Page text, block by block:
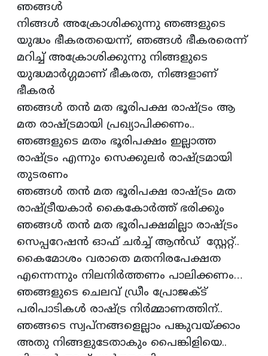
ഞങ്ങൾ
നിങ്ങൾ അക്രോശിക്കുന്നു ഞങ്ങളുടെ
യുദ്ധം ഭീകരതയെന്ന്, ഞങ്ങൾ ഭീകരരെന്ന്
മറിച്ച് അക്രോശിക്കുന്നു നിങ്ങളുടെ
യുദ്ധമാർഗ്ഗമാണ് ഭീകരത, നിങ്ങളാണ്
ഭീകരർ
ഞങ്ങൾ തൻ മത ഭൂരിപക്ഷ രാഷ്ട്രം ആ
മത രാഷ്ട്രമായി പ്രഖ്യാപിക്കണം..
ഞങ്ങളുടെ മതം ഭൂരിപക്ഷം ഇല്ലാത്ത
രാഷ്ട്രം എന്നും സെക്കുലർ രാഷ്ട്രമായി
തുടരണം
ഞങ്ങൾ തൻ മത ഭൂരിപക്ഷ രാഷ്ട്രം മത
രാഷ്ട്രീയകാർ കൈകോർത്ത് ഭരിക്കും
ഞങ്ങൾ തൻ മത ഭൂരിപക്ഷമില്ലാ രാഷ്ട്രം
സെപ്പറേഷൻ ഓഫ് ചർച്ച് ആൻഡ് സ്റ്റേറ്റ്..
കൈമോശം വരാതെ മതനിരപേക്ഷത
എന്നെന്നും നിലനിർത്തണം പാലിക്കണം…
ഞങ്ങളുടെ ചെലവ് ഡ്രീം പ്രോജക്ട്
പരിപാടികൾ രാഷ്ട്ര നിർമ്മാണത്തിന്..
ഞങ്ങടെ സ്വപ്നങ്ങളെല്ലാം പങ്കുവയ്ക്കാം
അതു നിങ്ങളുടേതാകും പൈങ്കിളിയെ..